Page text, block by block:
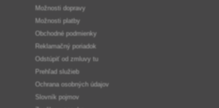
Možnosti dopravy
Možnosti platby
Obchodné podmienky
Reklamačný poriadok
Odstúpiť od zmluvy tu
Prehľad služieb
Ochrana osobných údajov
Slovník pojmov